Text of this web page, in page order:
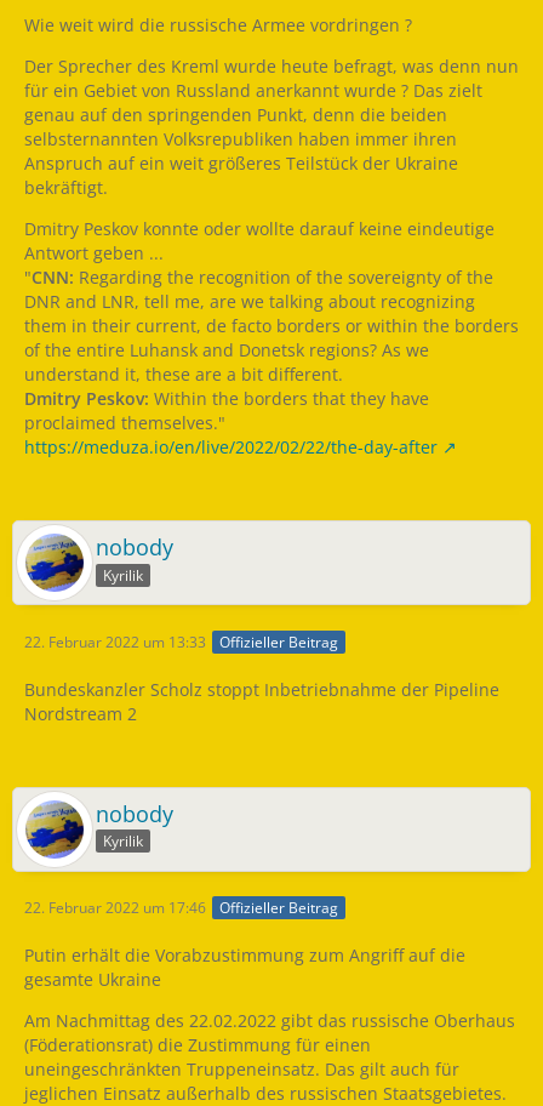
Wie weit wird die russische Armee vordringen ?
Der Sprecher des Kreml wurde heute befragt, was denn nun
für ein Gebiet von Russland anerkannt wurde ? Das zielt
genau auf den springenden Punkt, denn die beiden
selbsternannten Volksrepubliken haben immer ihren
Anspruch auf ein weit größeres Teilstück der Ukraine
bekräftigt.
Dmitry Peskov konnte oder wollte darauf keine eindeutige
Antwort geben ...
"CNN: Regarding the recognition of the sovereignty of the
DNR and LNR, tell me, are we talking about recognizing
them in their current, de facto borders or within the borders
of the entire Luhansk and Donetsk regions? As we
understand it, these are a bit different.
Dmitry Peskov: Within the borders that they have
proclaimed themselves."
https://meduza.io/en/live/2022/02/22/the-day-after
nobody
Kyrilik
22. Februar 2022 um 13:33 Offizieller Beitrag
Bundeskanzler Scholz stoppt Inbetriebnahme der Pipeline
Nordstream 2
nobody
Kyrilik
22. Februar 2022 um 17:46 Offizieller Beitrag
Putin erhält die Vorabzustimmung zum Angriff auf die
gesamte Ukraine
Am Nachmittag des 22.02.2022 gibt das russische Oberhaus
(Föderationsrat) die Zustimmung für einen
uneingeschränkten Truppeneinsatz. Das gilt auch für
jeglichen Einsatz außerhalb des russischen Staatsgebietes.